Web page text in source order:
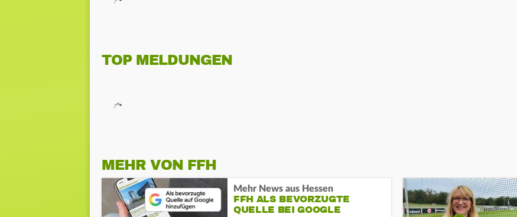
TOP MELDUNGEN
MEHR VON FFH
Mehr News aus Hessen
FFH ALS BEVORZUGTE
QUELLE BEI GOOGLE